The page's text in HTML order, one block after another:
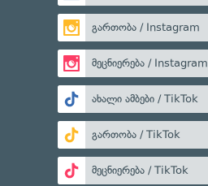
გართობა / Instagram
მეცნიერება / Instagram
ახალი ამბები / TikTok
გართობა / TikTok
მეცნიერება / TikTok